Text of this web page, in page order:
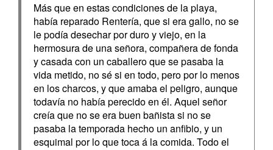
Más que en estas condiciones de la playa,
había reparado Rentería, que si era gallo, no se
le podía desechar por duro y viejo, en la
hermosura de una señora, compañera de fonda
y casada con un caballero que se pasaba la
vida metido, no sé si en todo, pero por lo menos
en los charcos, y que amaba el peligro, aunque
todavía no había perecido en él. Aquel señor
creía que no se era buen bañista si no se
pasaba la temporada hecho un anfibio, y un
esquimal por lo que toca á la comida. Todo el